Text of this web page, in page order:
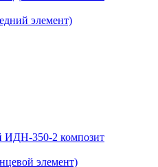
элемент)
элемент)